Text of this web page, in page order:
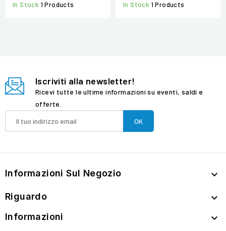
In Stock 1 Products In Stock 1 Products
Iscriviti alla newsletter!
Ricevi tutte le ultime informazioni su eventi, saldi e
offerte.
Informazioni Sul Negozio 
Riguardo 
Informazioni 